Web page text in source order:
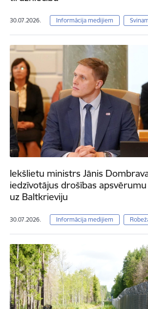
30.07.2026. Informācija medijiem
Iekšlietu ministrs Jānis
iedzīvotājus drošības
uz Baltkrieviju
30.07.2026. Informācija medijiem